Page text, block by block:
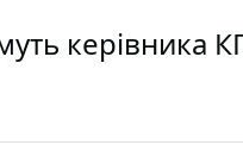
керівника